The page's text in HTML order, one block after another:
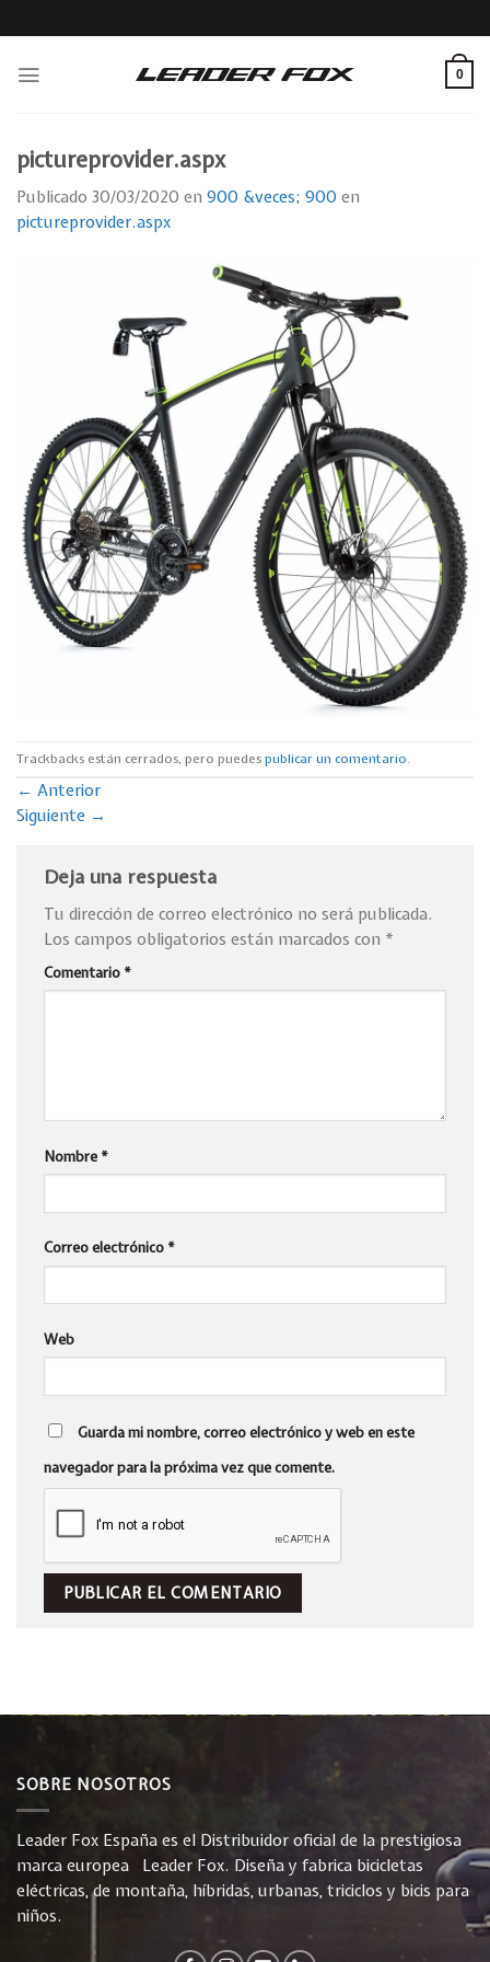
to
0
pictureprovider.aspx
Publicado 30/03/2020 en 900 &veces; 900 en
pictureprovider.aspx
Trackbacks están cerrados, pero puedespublicar un comentario.
← Anterior
Siguiente →
Deja una respuesta
Tu dirección de correo electrónico no será publicada.
Los campos obligatorios están marcados con *
Comentario *
Nombre *
Correo electrónico *
Web
Guarda mi nombre, correo electrónico y web en este
navegador para la próxima vez que comente.
SOBRE NOSOTROS
Leader Fox España es el Distribuidor oficial de la prestigiosa
marca europea Leader Fox. Diseña y fabrica bicicletas
eléctricas, de montaña, híbridas, urbanas, triciclos y bicis para
niños.